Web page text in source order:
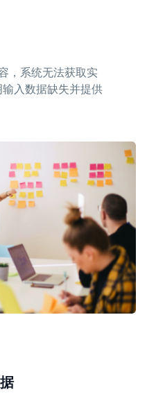
，系统无法获取实
入数据缺失并提供